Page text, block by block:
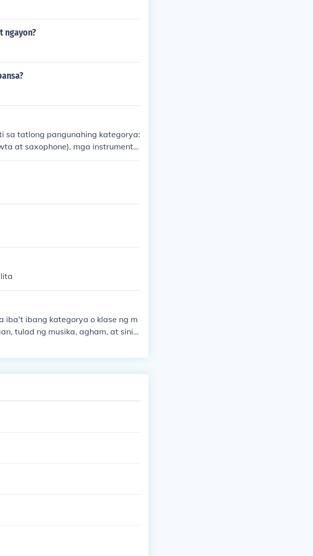
ngayon?
sa tatlong pangunahing kategorya:
at saxophone), mga instrumento
pangpukpok (tulad ng ta
elektronik na gumagamit ng tekn
iba't ibang kategorya o klase ng m
tulad ng musika, agham, at sinin
tulad ng mikroskopyo, t